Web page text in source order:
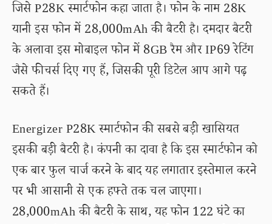
जिसे P28K स्मार्टफोन कहा जाता है। फोन के नाम 28K
यानी इस फोन में 28,000mAh की बैटरी है। दमदार बैटरी
के अलावा इस मोबाइल फोन में 8GB रैम और IP69 रेटिंग
जैसे फीचर्स दिए गए हैं, जिसकी पूरी डिटेल आप आगे पढ़
सकते हैं।
Energizer P28K स्मार्टफोन की सबसे बड़ी खासियत
इसकी बड़ी बैटरी है। कंपनी का दावा है कि इस स्मार्टफोन को
एक बार फुल चार्ज करने के बाद यह लगातार इस्तेमाल करने
पर भी आसानी से एक हफ्ते तक चल जाएगा।
28,000mAh की बैटरी के साथ, यह फोन 122 घंटे का